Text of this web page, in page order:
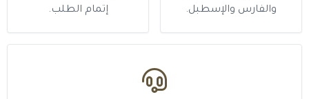
والفارس والإسطبل.
إتمام الطلب.